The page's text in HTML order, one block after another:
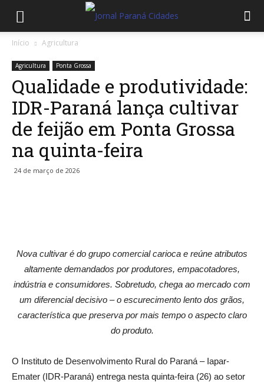
Início Agricultura
Agricultura Ponta Grossa
Qualidade e produtividade:
IDR-Paraná lança cultivar
de feijão em Ponta Grossa
na quinta-feira
24 de março de 2026
Nova cultivar é do grupo comercial carioca e reúne atributos
altamente demandados por produtores, empacotadores,
indústria e consumidores. Sobretudo, chega ao mercado com
um diferencial decisivo – o escurecimento lento dos grãos,
característica que preserva por mais tempo o aspecto claro
do produto.
O Instituto de Desenvolvimento Rural do Paraná – Iapar-
Emater (IDR-Paraná) entrega nesta quinta-feira (26) ao setor